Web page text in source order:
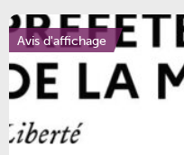
Avis d'affichage